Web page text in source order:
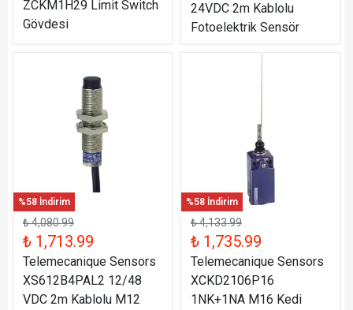
ZCKM1H29 Limit Switch
Gövdesi
24VDC 2m Kablolu
Fotoelektrik Sensör
%58 İndirim
₺ 4,080.99
₺ 1,713.99
Telemecanique Sensors
XS612B4PAL2 12/48
VDC 2m Kablolu M12
%58 İndirim
₺ 4,133.99
₺ 1,735.99
Telemecanique Sensors
XCKD2106P16
1NK+1NA M16 Kedi